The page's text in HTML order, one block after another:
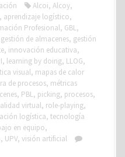
Alcoi, Alcoy,
, aprendizaje logístico,
Profesional, GBL,
gestión de almacenes, gestión
, innovación educativa,
, learning by doing, LLOG,
visual, mapas de calor
de procesos, métricas
, PBL, picking, procesos,
virtual, role-playing,
logística, tecnología
en equipo,
, UPV, visión artificial